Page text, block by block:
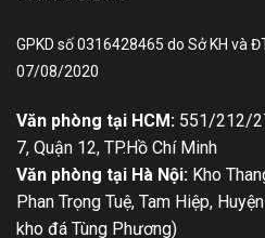
GPKD số 0316428465 do Sở KH và
07/08/2020
Văn phòng tại HCM: 551/212/
7, Quận 12, TP.Hồ Chí Minh
Văn phòng tại Hà Nội: Kho
Phan Trọng Tuệ, Tam Hiệp,
kho đá Tùng Phương)